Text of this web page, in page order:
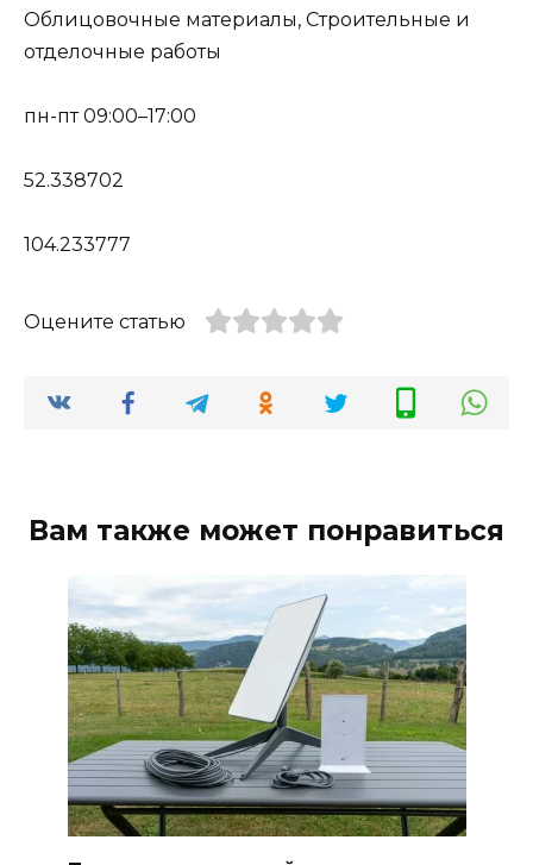
Облицовочные материалы, Строительные и
отделочные работы
пн-пт 09:00–17:00
52.338702
104.233777
Оцените статью
Вам также может понравиться